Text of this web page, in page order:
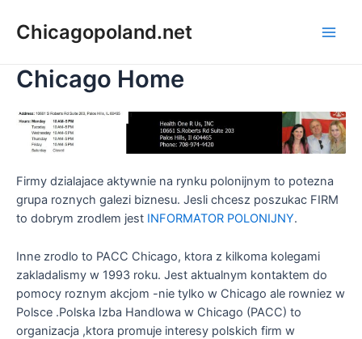
Chicagopoland.net
Chicago Home
Firmy dzialajace aktywnie na rynku polonijnym to potezna
grupa roznych galezi biznesu. Jesli chcesz poszukac FIRM
to dobrym zrodlem jest INFORMATOR POLONIJNY.
Inne zrodlo to PACC Chicago, ktora z kilkoma kolegami
zakladalismy w 1993 roku. Jest aktualnym kontaktem do
pomocy roznym akcjom -nie tylko w Chicago ale rowniez w
Polsce .Polska Izba Handlowa w Chicago (PACC) to
organizacja ,ktora promuje interesy polskich firm w